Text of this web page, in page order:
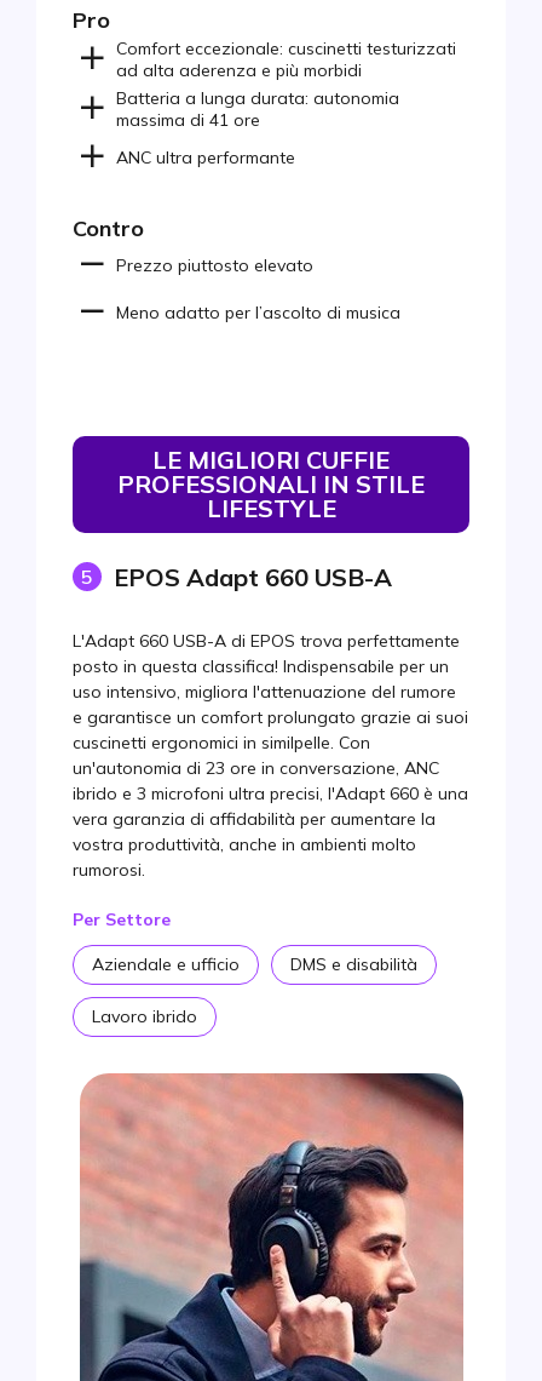
Pro
Comfort eccezionale: cuscinetti testurizzati
ad alta aderenza e più morbidi
Batteria a lunga durata: autonomia
massima di 41 ore
ANC ultra performante
Contro
Prezzo piuttosto elevato
Meno adatto per l’ascolto di musica
LE MIGLIORI CUFFIE
PROFESSIONALI IN STILE
LIFESTYLE
5 EPOS Adapt 660 USB-A
L'Adapt 660 USB-A di EPOS trova perfettamente
posto in questa classifica! Indispensabile per un
uso intensivo, migliora l'attenuazione del rumore
e garantisce un comfort prolungato grazie ai suoi
cuscinetti ergonomici in similpelle. Con
un'autonomia di 23 ore in conversazione, ANC
ibrido e 3 microfoni ultra precisi, l'Adapt 660 è una
vera garanzia di affidabilità per aumentare la
vostra produttività, anche in ambienti molto
rumorosi.
Per Settore
Aziendale e ufficio DMS e disabilità
Lavoro ibrido